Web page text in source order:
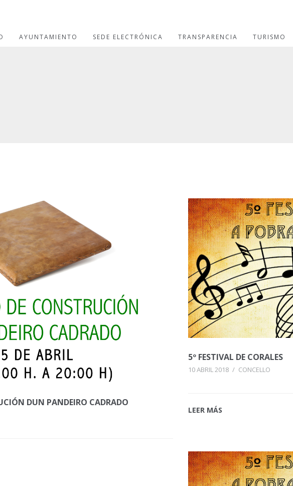
AYUNTAMIENTO SEDE ELECTRÓNICA TRANSPARENCIA TURISMO
DUN PANDEIRO CADRADO
5º FESTIVAL DE CORALES
10 ABRIL 2018 / CONCELLO
LEER MÁS